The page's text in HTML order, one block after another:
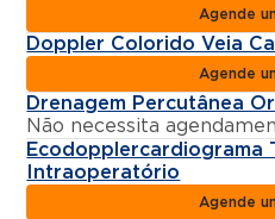
Agende
Doppler Colorido Veia
Agende
Drenagem Percutânea
Não necessita
Ecodopplercardiograma
Intraoperatório
Agende